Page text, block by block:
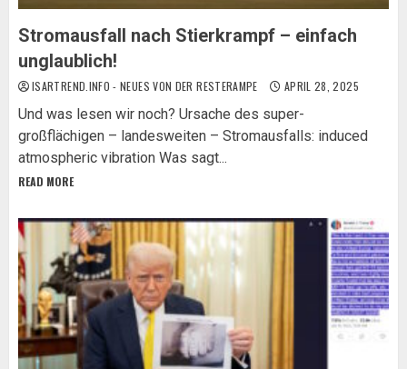
Stromausfall nach Stierkrampf – einfach
unglaublich!
ISARTREND.INFO - NEUES VON DER RESTERAMPE APRIL 28, 2025
Und was lesen wir noch? Ursache des super-
großflächigen – landesweiten – Stromausfalls: induced
atmospheric vibration Was sagt...
READ MORE